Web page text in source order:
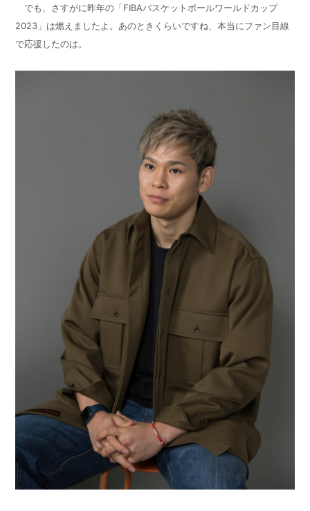
でも、さすがに昨年の「FIBAバスケットボールワールドカップ
2023 」は燃えましたよ。あのときくらいですね、本当にファン目線
で応援したのは。